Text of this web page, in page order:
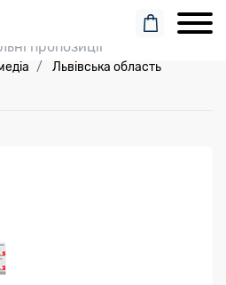
замовлення
пропозиції
Львівська область